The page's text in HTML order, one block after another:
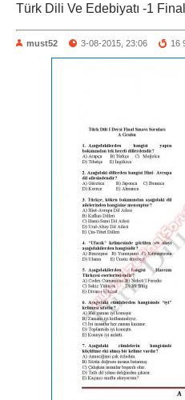
Türk Dili Ve Edebiyatı -1
must52 3-08-2015, 23:06 16